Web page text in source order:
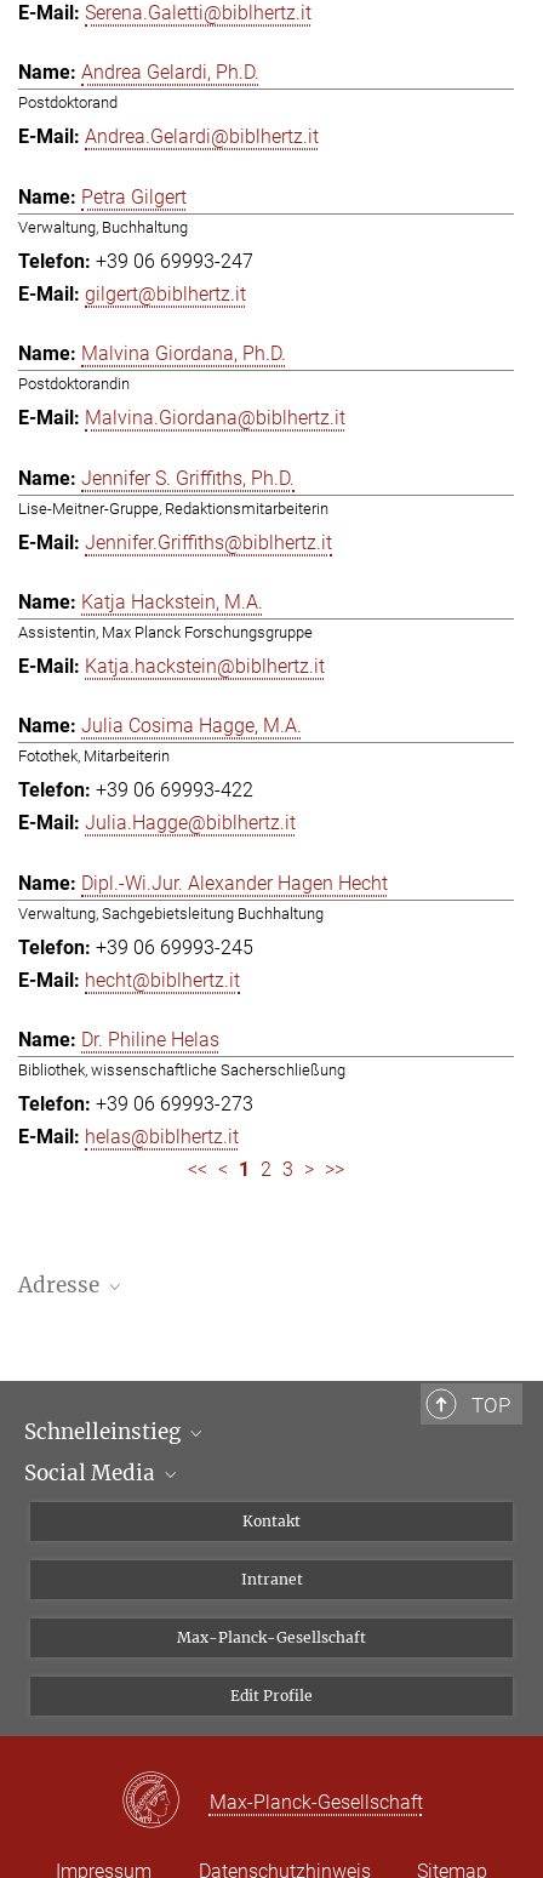
Serena.Galetti@biblhertz.it
Andrea Gelardi, Ph.D.
Postdoktorand
Andrea.Gelardi@biblhertz.it
Petra Gilgert
Verwaltung, Buchhaltung
+39 06 69993-247
gilgert@biblhertz.it
Malvina Giordana, Ph.D.
Postdoktorandin
Malvina.Giordana@biblhertz.it
Jennifer S. Griffiths, Ph.D.
Lise-Meitner-Gruppe, Redaktionsmitarbeiterin
Jennifer.Griffiths@biblhertz.it
Katja Hackstein, M.A.
Assistentin, Max Planck Forschungsgruppe
Katja.hackstein@biblhertz.it
Julia Cosima Hagge, M.A.
Fotothek, Mitarbeiterin
+39 06 69993-422
Julia.Hagge@biblhertz.it
Dipl.-Wi.Jur. Alexander Hagen Hecht
Verwaltung, Sachgebietsleitung Buchhaltung
+39 06 69993-245
hecht@biblhertz.it
Dr. Philine Helas
Bibliothek, wissenschaftliche Sacherschließung
+39 06 69993-273
helas@biblhertz.it
<< < 1 2 3 > >>
Adresse
Tel.: + 39 0669 993 201
TOP
Schnelleinstieg
Wissenschaftliche Abteilungen
Social Media
Instagram
Bluesky
Vimeo
Newsletter
Kontakt
Intranet
Max-Planck-Gesellschaft
Edit Profile
Max-Planck-Gesellschaft
Impressum Datenschutzhinweis Sitemap